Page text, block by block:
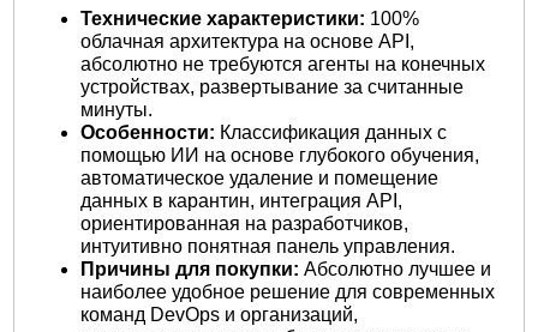
Технические характеристики: 100%
облачная архитектура на основе API,
абсолютно не требуются агенты на конечных
устройствах, развертывание за считанные
минуты.
Особенности: Классификация данных с
помощью ИИ на основе глубокого обучения,
автоматическое удаление и помещение
данных в карантин, интеграция API,
ориентированная на разработчиков,
интуитивно понятная панель управления.
Причины для покупки: Абсолютно лучшее и
наиболее удобное решение для современных
команд DevOps и организаций,